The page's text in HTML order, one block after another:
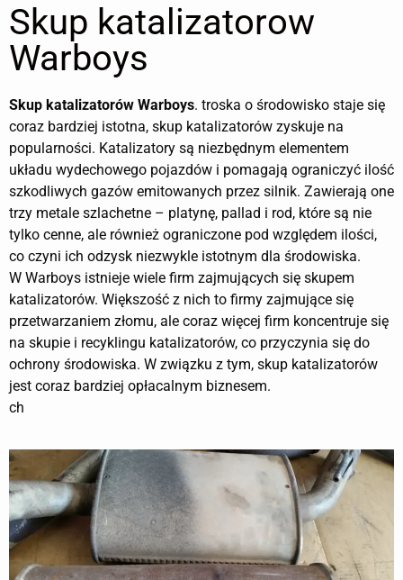
Skup katalizatorow
Warboys
Skup katalizatorów Warboys. troska o środowisko staje się
coraz bardziej istotna, skup katalizatorów zyskuje na
popularności. Katalizatory są niezbędnym elementem
układu wydechowego pojazdów i pomagają ograniczyć ilość
szkodliwych gazów emitowanych przez silnik. Zawierają one
trzy metale szlachetne – platynę, pallad i rod, które są nie
tylko cenne, ale również ograniczone pod względem ilości,
co czyni ich odzysk niezwykle istotnym dla środowiska.
W Warboys istnieje wiele firm zajmujących się skupem
katalizatorów. Większość z nich to firmy zajmujące się
przetwarzaniem złomu, ale coraz więcej firm koncentruje się
na skupie i recyklingu katalizatorów, co przyczynia się do
ochrony środowiska. W związku z tym, skup katalizatorów
jest coraz bardziej opłacalnym biznesem.
ch